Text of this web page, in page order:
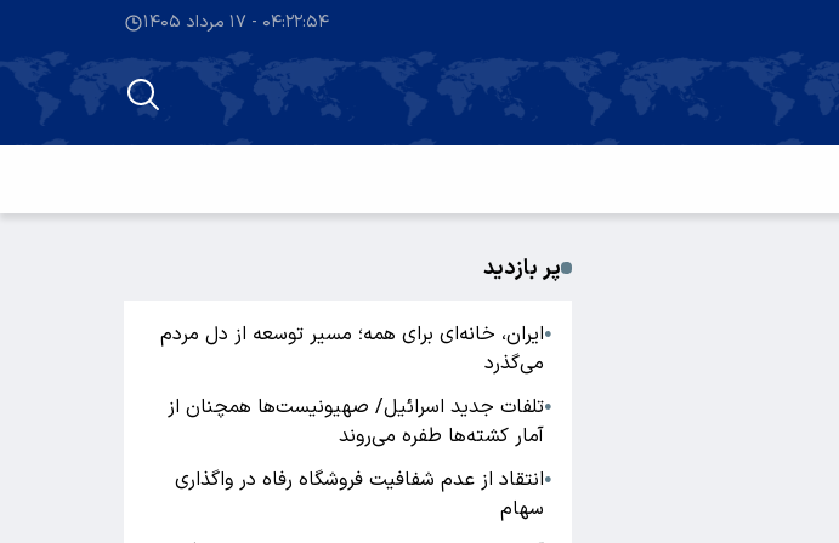
۰۴:۲۲:۵۴ - ۱۷ مرداد ۱۴۰۵
پر بازدید
●ایران، خانه‌ای برای همه؛ مسیر توسعه از دل مردم
می‌گذرد
●تلفات جدید اسرائیل/ صهیونیست‌ها همچنان از
آمار کشته‌ها طفره می‌روند
●انتقاد از عدم شفافیت فروشگاه رفاه در واگذاری
سهام